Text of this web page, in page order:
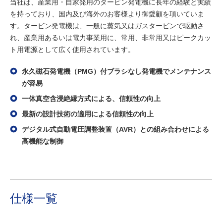
当社は、産業用・自家発用のタービン発電機に長年の経験と実績
を持っており、国内及び海外のお客様より御愛顧を項いていま
す。タービン発電機は、一般に蒸気又はガスタービンで駆動さ
れ、産業用あるいは電力事業用に、常用、非常用又はピークカッ
ト用電源として広く使用されています。
永久磁石発電機（PMG）付ブラシなし発電機でメンテナンス
が容易
一体真空含浸絶縁方式による、信頼性の向上
最新の設計技術の適用による信頼性の向上
デジタル式自動電圧調整装置（AVR）との組み合わせによる
高機能な制御
仕様一覧